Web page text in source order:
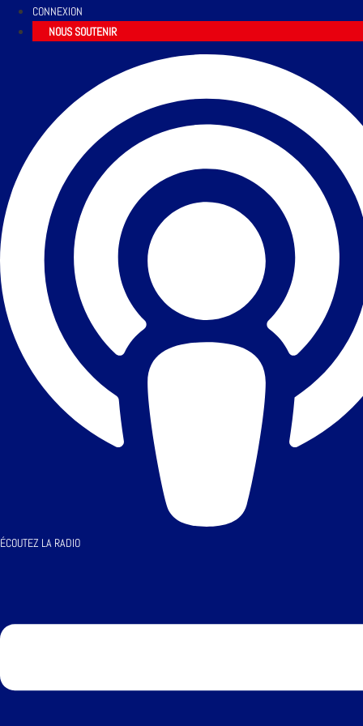
CONNEXION
NOUS SOUTENIR
ÉCOUTEZ LA RADIO